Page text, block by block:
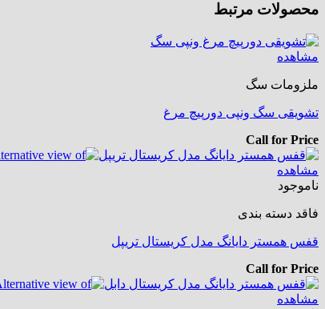
محصولات مرتبط
مشاهده
ملزومات سگ
تشویقی سگ ونپی دورپیچ مرغ
Call for Price
مشاهده
ناموجود
فاقد دسته بندی
قفس همستر دایانگ مدل کریستال تریپل
Call for Price
مشاهده